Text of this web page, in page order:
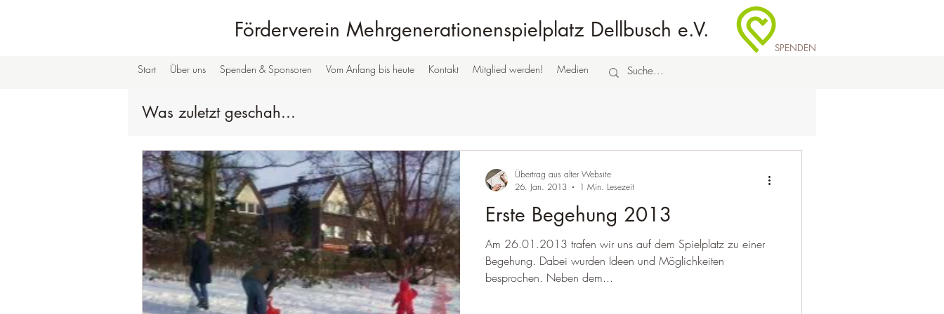
Förderverein Mehrgenerationenspielplatz Dellbusch e.V.
SPENDEN
Start Über uns Spenden & Sponsoren Vom Anfang bis heute Kontakt Mitglied werden! Medien
Was zuletzt geschah...
Erste Begehung 2013
Am 26.01.2013 trafen wir uns auf dem Spielplatz zu einer
Begehung. Dabei wurden Ideen und Möglichkeiten
besprochen. Neben dem...
Übertrag aus alter Website
26. Jan. 2013
1 Min. Lesezeit